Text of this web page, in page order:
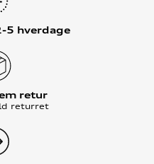
5 hverdage
retur
returret